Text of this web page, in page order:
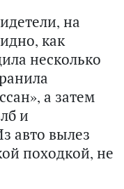
на
как
несколько
а затем
и
авто вылез
походкой, не